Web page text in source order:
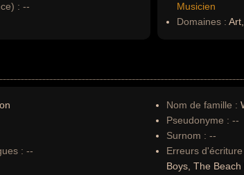
: --
Musicien
Domaines :
: --
Nom de famille :
Pseudonyme : --
Surnom : --
Erreurs d'écriture
Boys, The Beach